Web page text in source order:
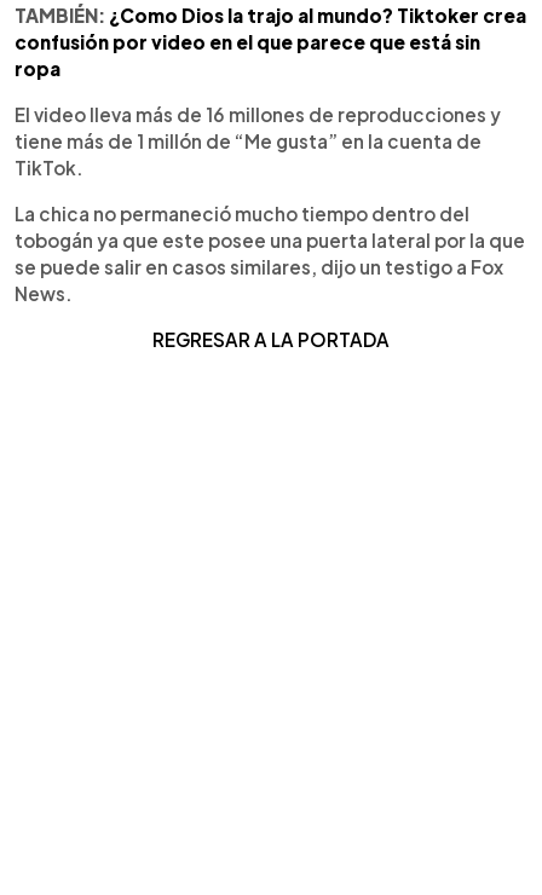
TAMBIÉN: ¿Como Dios la trajo al mundo? Tiktoker crea
confusión por video en el que parece que está sin
ropa
El video lleva más de 16 millones de reproducciones y
tiene más de 1 millón de “Me gusta” en la cuenta de
TikTok.
La chica no permaneció mucho tiempo dentro del
tobogán ya que este posee una puerta lateral por la que
se puede salir en casos similares, dijo un testigo a Fox
News.
REGRESAR A LA PORTADA